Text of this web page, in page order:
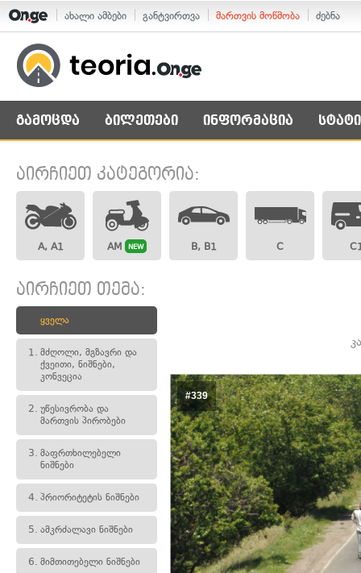
ახალი ამბები განტვირთვა მართვის მოწმობა ძებნა
გამოცდა ბილეთები ინფორმაცია
აირჩიეთ კატეგორია:
A, A1 AM NEW B, B1 C
აირჩიეთ თემა:
ყველა
1. მძღოლი, მგზავრი და
ქვეითი, ნიშნები,
კონვეცია
2. უწესივრობა და
მართვის პირობები
3. მაფრთხილებელი
ნიშნები
4. პრიორიტეტის ნიშნები
5. ამკრძალავი ნიშნები
6. მიმთითებელი ნიშნები
#339